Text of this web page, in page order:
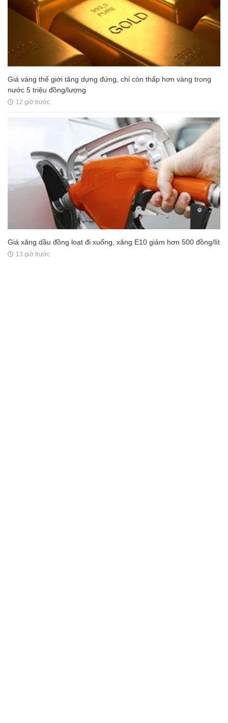
Giá vàng thế giới tăng dựng đứng, chỉ còn thấp hơn vàng trong
nước 5 triệu đồng/lượng
12 giờ trước
Giá xăng dầu đồng loạt đi xuống, xăng E10 giảm hơn 500 đồng/lít
13 giờ trước